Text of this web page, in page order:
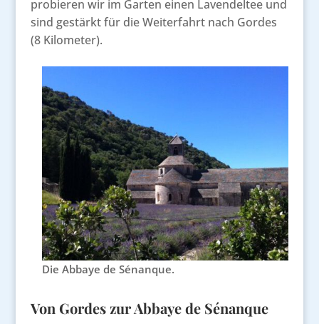
probieren wir im Garten einen Lavendeltee und
sind gestärkt für die Weiterfahrt nach Gordes
(8 Kilometer).
Die Abbaye de Sénanque.
Von Gordes zur Abbaye de Sénanque